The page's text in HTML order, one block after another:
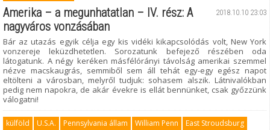
2018.10.10 23:03
Amerika – a megunhatatlan – IV. rész: A
nagyváros vonzásában
Bár az utazás egyik célja egy kis vidéki kikapcsolódás volt, New York
vonzereje leküzdhetetlen. Sorozatunk befejező részében oda
látogatunk. A négy keréken másfélórányi távolság amerikai szemmel
nézve macskaugrás, semmiből sem áll tehát egy-egy egész napot
eltölteni a városban, melyről tudjuk: sohasem alszik. Látnivalókban
pedig nem napokra, de akár évekre is ellát bennünket, csak győzzünk
válogatni!
külföld U.S.A. Pennsylvania állam William Penn East Stroudsburg